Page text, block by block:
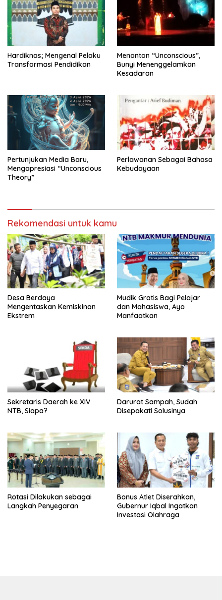
Hardiknas; Mengenal Pelaku
Transformasi Pendidikan
Menonton “Unconscious”,
Bunyi Menenggelamkan
Kesadaran
Pertunjukan Media Baru,
Mengapresiasi “Unconscious
Theory”
Perlawanan Sebagai Bahasa
Kebudayaan
Rekomendasi untuk kamu
Desa Berdaya
Mengentaskan Kemiskinan
Ekstrem
Mudik Gratis Bagi Pelajar
dan Mahasiswa, Ayo
Manfaatkan
Sekretaris Daerah ke XIV
NTB, Siapa?
Darurat Sampah, Sudah
Disepakati Solusinya
Rotasi Dilakukan sebagai
Langkah Penyegaran
Bonus Atlet Diserahkan,
Gubernur Iqbal Ingatkan
Investasi Olahraga